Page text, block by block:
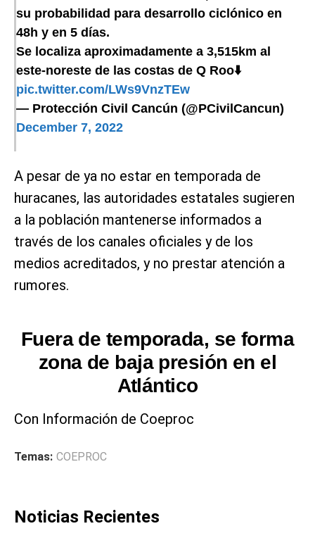
su probabilidad para desarrollo ciclónico en
48h y en 5 días.
Se localiza aproximadamente a 3,515km al
este-noreste de las costas de Q Roo⬇️
pic.twitter.com/LWs9VnzTEw
— Protección Civil Cancún (@PCivilCancun)
December 7, 2022
A pesar de ya no estar en temporada de
huracanes, las autoridades estatales sugieren
a la población mantenerse informados a
través de los canales oficiales y de los
medios acreditados, y no prestar atención a
rumores.
Fuera de temporada, se forma
zona de baja presión en el
Atlántico
Con Información de Coeproc
Temas: COEPROC
Noticias Recientes